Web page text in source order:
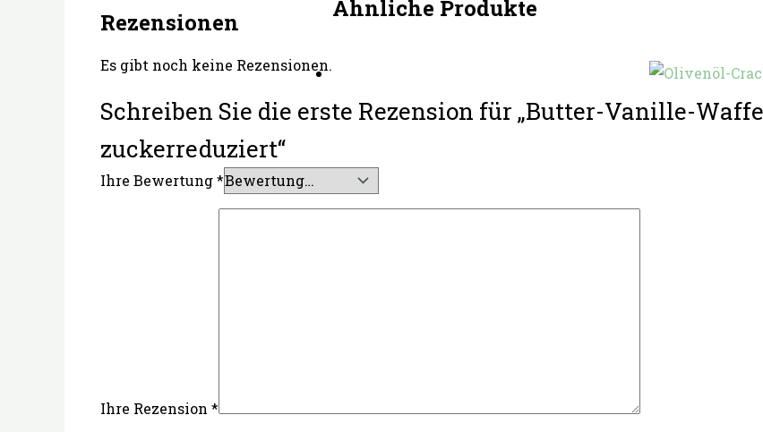
Rezensionen
Es gibt noch keine Rezensionen.
Schreiben Sie die erste Rezension für „Butter-Vanille-
zuckerreduziert“
Ihre Bewertung*
Ihre Rezension *
Ähnliche Produkte